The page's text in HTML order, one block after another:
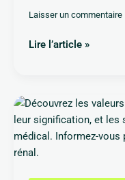
Laisser un commentaire
Lire l’article »
Créatinine
urinaire
:
quelles